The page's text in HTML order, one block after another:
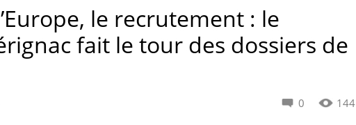
le recrutement : le
fait le tour des dossiers de
0 144